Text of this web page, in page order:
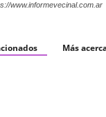
www.informevecinal.com.ar
Más